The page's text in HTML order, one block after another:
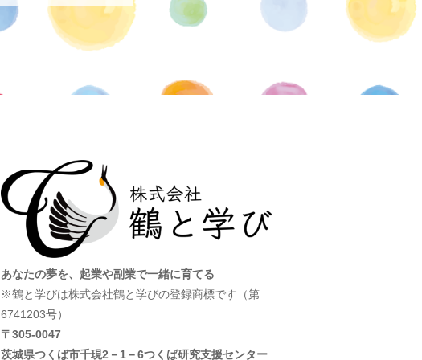
あなたの夢を、起業や副業で一緒に育てる
※鶴と学びは株式会社鶴と学びの登録商標です（第
6741203号）
〒305‐0047
茨城県つくば市千現2－1－6つくば研究支援センター